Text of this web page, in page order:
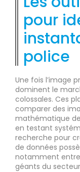
pour
police
Une fois l’image
dominent le
colossales. Ces
comparer des
mathématique
en testant
recherche pour
de données
notamment
géants du